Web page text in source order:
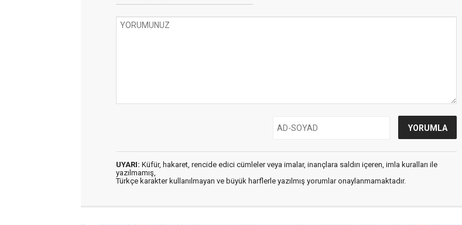
UYARI: Küfür, hakaret, rencide edici cümleler veya imalar, inançlara saldırı içeren, imla kuralları ile
yazılmamış,
Türkçe karakter kullanılmayan ve büyük harflerle yazılmış yorumlar onaylanmamaktadır.